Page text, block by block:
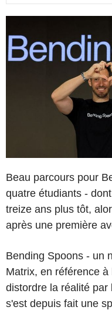
Beau parcours pour
quatre étudiants -
treize ans plus tôt,
après une première
Bending Spoons - un
Matrix, en référence
distordre la réalité
s'est depuis fait une